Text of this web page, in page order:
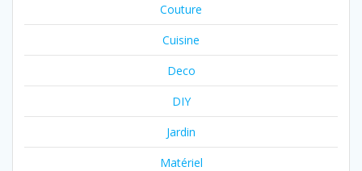
Couture
Cuisine
Deco
DIY
Jardin
Matériel